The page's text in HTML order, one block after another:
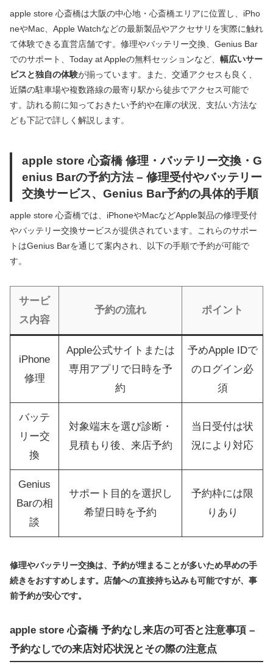
apple store 心斎橋は大阪の中心地・心斎橋エリアに位置し、iPho
neやMac、Apple Watchなどの最新製品やアクセサリを実際に触れ
て体験できる直営店舗です。修理やバッテリー交換、Genius Bar
でのサポート、Today at Appleの無料セッションなど、 幅広いサー
ビスと独自の体験が揃っています。また、交通アクセスも良く、
近隣の駐車場や複数路線の最寄り駅から徒歩でアクセス可能で
す。訪れる前に知っておきたい予約や在庫の状況、支払い方法な
ども下記で詳しく解説します。
apple store 心斎橋 修理・バッテリー交換・G
enius Barの予約方法 – 修理受付やバッテリー
交換サービス、Genius Bar予約の具体的手順
apple store 心斎橋では、iPhoneやMacなどApple製品の修理受付
やバッテリー交換サービスが提供されています。これらのサポー
トはGenius Barを通じて案内され、以下の手順で予約が可能で
す。
サービ
ス内容
予約の流れ ポイント
iPhone
修理
Apple公式サイトまたは
専用アプリで日時を予
約
予めApple IDで
のログイン必
須
バッテ
リー交
換
対象端末を選び診断・
見積もり後、来店予約
当日受付は状
況により対応
Genius
Barの相
談
サポート目的を選択し
希望日時を予約
予約枠には限
りあり
修理やバッテリー交換は、予約が埋まることが多いため早めの手
続きをおすすめします。店舗への直接持ち込みも可能ですが、事
前予約が安心です。
apple store 心斎橋 予約なし来店の可否と注意事項 –
予約なしでの来店対応状況とその際の注意点